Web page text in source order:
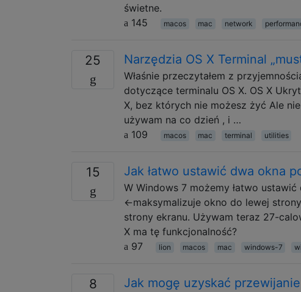
świetne.
145
macos mac network
25 Narzędzia OS X Terminal
Właśnie przeczytałem z
dotyczące terminalu OS X. OS X
X, bez których nie możesz żyć Ale
używam na co dzień , i …
109
macos mac terminal utilities
15 Jak łatwo ustawić dwa okna
W Windows 7 możemy łatwo
←maksymalizuje okno do lewej
strony ekranu. Używam teraz 27-
X ma tę funkcjonalność?
97
lion macos mac windows-7
8 Jak mogę uzyskać